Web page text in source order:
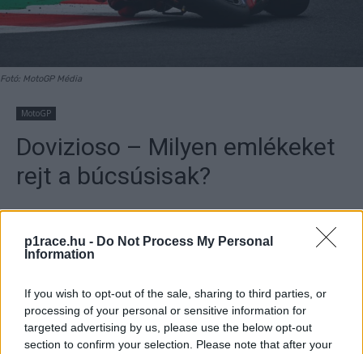
p1race.hu - Do Not Process My Personal
Information
If you wish to opt-out of the sale, sharing to third parties, or
processing of your personal or sensitive information for
targeted advertising by us, please use the below opt-out
section to confirm your selection. Please note that after your
Fotó: MotoGP Média
MotoGP
Dovizioso – Milyen emlékeket
rejt a búcsúsisak?
- Hirdetés -
Andrea Dovizioso színes, patchwork sisakban teljesítette